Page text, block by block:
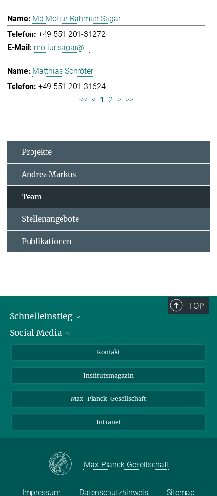
Md Motiur Rahman Sagar
+49 551 201-31272
motiur.sagar@...
Matthias Schröter
+49 551 201-31624
<< < 1 2 > >>
Projekte
Andrea Markus
Team
Stellenangebote
Publikationen
TOP
Schnelleinstieg
Alumni
Fördernde
Schulen
Studierende
Social Media
Bluesky
Facebook
YouTube
Kontakt
Institutsmagazin
Max-Planck-Gesellschaft
Intranet
Max-Planck-Gesellschaft
Impressum Datenschutzhinweis Sitemap